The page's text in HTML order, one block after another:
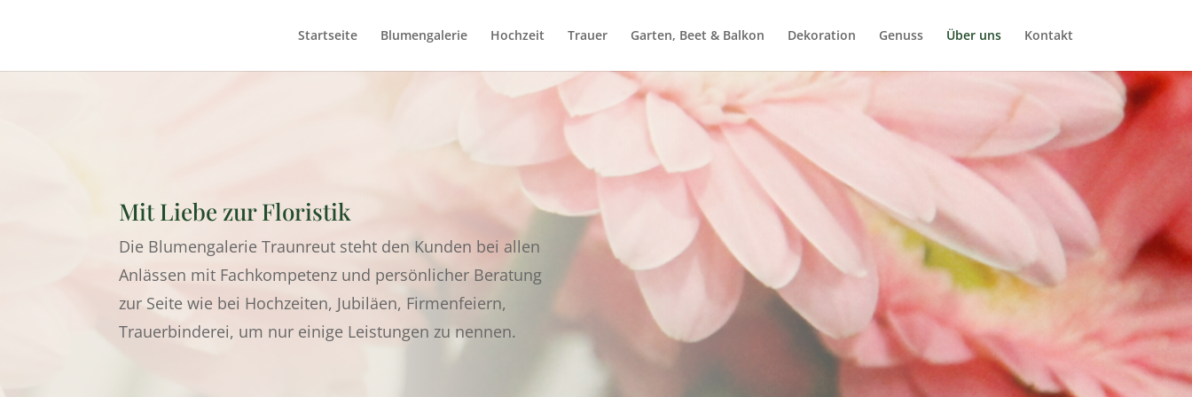
Startseite Blumengalerie Hochzeit Trauer Garten, Beet & Balkon Dekoration Genuss Über uns Kontakt
Mit Liebe zur Floristik
Die Blumengalerie Traunreut steht den Kunden bei allen
Anlässen mit Fachkompetenz und persönlicher Beratung
zur Seite wie bei Hochzeiten, Jubiläen, Firmenfeiern,
Trauerbinderei, um nur einige Leistungen zu nennen.